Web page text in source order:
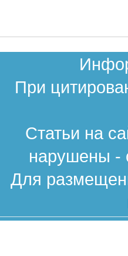
При
Статьи на
нарушены -
Для